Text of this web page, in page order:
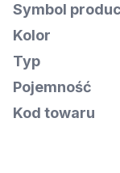
Symbol
Kolor
Typ
Pojemność
Kod towaru